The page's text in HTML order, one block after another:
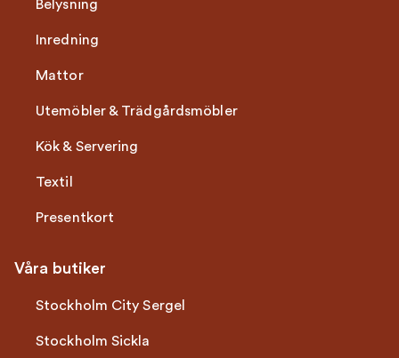
Belysning
Inredning
Mattor
Utemöbler & Trädgårdsmöbler
Kök & Servering
Textil
Presentkort
Våra butiker
Stockholm City Sergel
Stockholm Sickla